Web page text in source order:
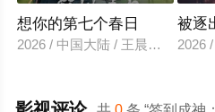
想你的第七个春日
2026 / 中国大陆 / 王晨鹏＆卢鹿鹿
被逐
2026